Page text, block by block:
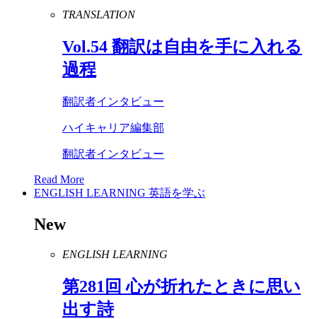
TRANSLATION
Vol.54 翻訳は自由を手に入れる
過程
翻訳者インタビュー
ハイキャリア編集部
翻訳者インタビュー
Read More
ENGLISH LEARNING 英語を学ぶ
New
ENGLISH LEARNING
第281 回 心が折れたときに思い
出す詩